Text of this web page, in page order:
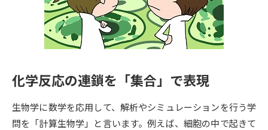
留学・進学関連、塾・予備校
大学入学共通テスト「受験案
内」の請求
大学入学共通テスト「受験上の
配慮案内」の請求
高等学校卒業程度認定試験
幼稚園教員資格認定試験 小学校教員資格認定試験
高等学校（情報）教員資格認定
試験
化学反応の連鎖を「集合」で表現
生物学に数学を応用して、解析やシミュレーションを行う学
問を「計算生物学」と言います。例えば、細胞の中で起きて